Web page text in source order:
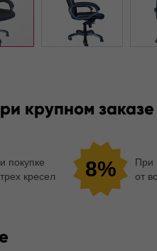
крупном заказе
покупке
кресел
8%
При
от